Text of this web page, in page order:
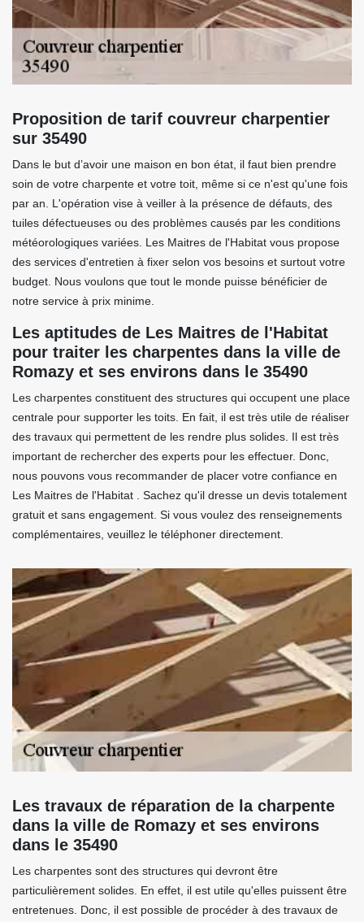
Proposition de tarif couvreur charpentier
sur 35490
Dans le but d’avoir une maison en bon état, il faut bien prendre
soin de votre charpente et votre toit, même si ce n'est qu'une fois
par an. L'opération vise à veiller à la présence de défauts, des
tuiles défectueuses ou des problèmes causés par les conditions
météorologiques variées. Les Maitres de l'Habitat vous propose
des services d'entretien à fixer selon vos besoins et surtout votre
budget. Nous voulons que tout le monde puisse bénéficier de
notre service à prix minime.
Les aptitudes de Les Maitres de l'Habitat
pour traiter les charpentes dans la ville de
Romazy et ses environs dans le 35490
Les charpentes constituent des structures qui occupent une place
centrale pour supporter les toits. En fait, il est très utile de réaliser
des travaux qui permettent de les rendre plus solides. Il est très
important de rechercher des experts pour les effectuer. Donc,
nous pouvons vous recommander de placer votre confiance en
Les Maitres de l'Habitat . Sachez qu'il dresse un devis totalement
gratuit et sans engagement. Si vous voulez des renseignements
complémentaires, veuillez le téléphoner directement.
Les travaux de réparation de la charpente
dans la ville de Romazy et ses environs
dans le 35490
Les charpentes sont des structures qui devront être
particulièrement solides. En effet, il est utile qu'elles puissent être
entretenues. Donc, il est possible de procéder à des travaux de